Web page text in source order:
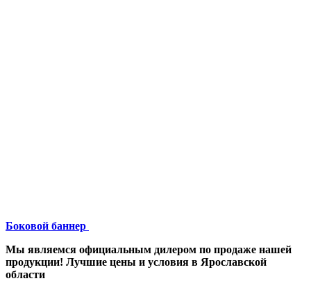
Боковой баннер
Мы являемся официальным дилером по продаже нашей
продукции! Лучшие цены и условия в Ярославской
области